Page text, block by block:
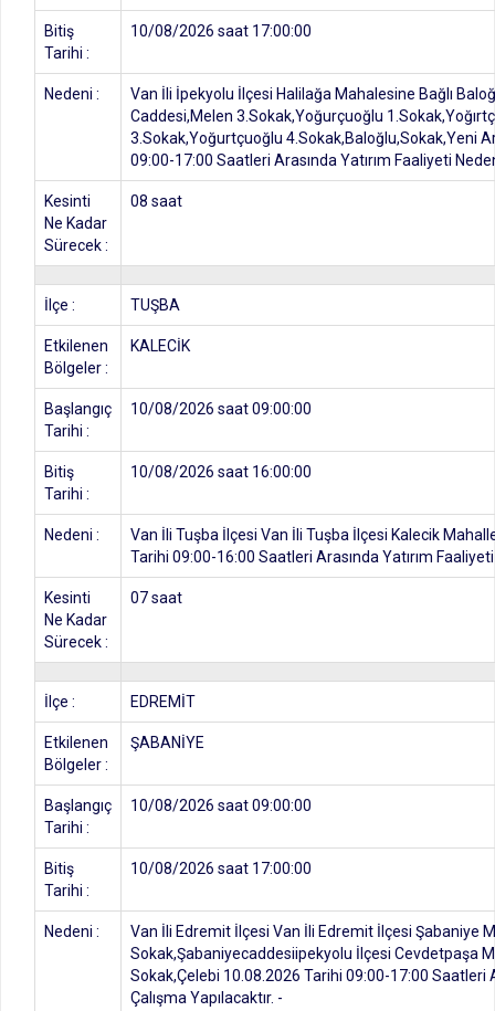
Bitiş
Tarihi :
10/08/2026 saat 17:00:00
Nedeni :
Van İli İpekyolu İlçesi Halilağa Mahalesine Bağlı
Caddesi,Melen 3.Sokak,Yoğurçuoğlu
3.Sokak,Yoğurtçuoğlu 4.Sokak,Baloğlu,Sokak,Yeni
09:00-17:00 Saatleri Arasında Yatırım Faaliyeti
Kesinti
Ne Kadar
Sürecek :
08 saat
İlçe : TUŞBA
Etkilenen
Bölgeler :
KALECİK
Başlangıç
Tarihi :
10/08/2026 saat 09:00:00
Bitiş
Tarihi :
10/08/2026 saat 16:00:00
Nedeni :
Van İli Tuşba İlçesi Van İli Tuşba İlçesi Kalecik
Tarihi 09:00-16:00 Saatleri Arasında Yatırım Faaliyeti
Kesinti
Ne Kadar
Sürecek :
07 saat
İlçe : EDREMİT
Etkilenen
Bölgeler :
ŞABANİYE
Başlangıç
Tarihi :
10/08/2026 saat 09:00:00
Bitiş
Tarihi :
10/08/2026 saat 17:00:00
Nedeni :
Van İli Edremit İlçesi Van İli Edremit İlçesi Şabaniye
Sokak,Şabaniyecaddesiipekyolu İlçesi Cevdetpaşa
Sokak,Çelebi 10.08.2026 Tarihi 09:00-17:00 Saatleri
Çalışma Yapılacaktır. -